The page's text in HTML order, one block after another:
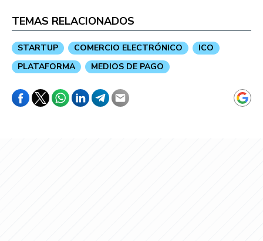
TEMAS RELACIONADOS
STARTUP COMERCIO ELECTRÓNICO
ICO
PLATAFORMA
MEDIOS DE PAGO